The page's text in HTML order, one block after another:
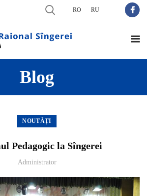
RO RU
Blog
NOUTĂȚI
Pedagogic la Sîngerei
Administrator